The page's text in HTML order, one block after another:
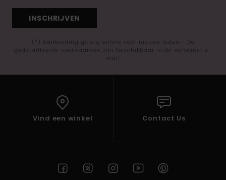
INSCHRIJVEN
(*) Aanbieding geldig online voor nieuwe leden - De
gedetailleerde voorwaarden zijn beschikbaar in de welkomst e-
mail
Vind een winkel Contact Us